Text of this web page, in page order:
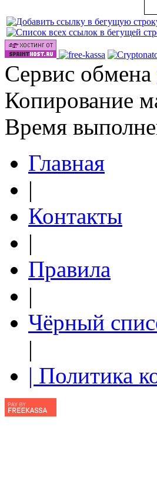
Сервис обмена
Копирование
Время
Главная
|
Контакты
|
Правила
|
Чёрный
|
| Политика